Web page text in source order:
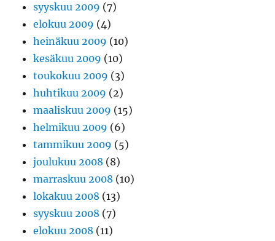
syyskuu 2009 (7)
elokuu 2009 (4)
heinäkuu 2009 (10)
kesäkuu 2009 (10)
toukokuu 2009 (3)
huhtikuu 2009 (2)
maaliskuu 2009 (15)
helmikuu 2009 (6)
tammikuu 2009 (5)
joulukuu 2008 (8)
marraskuu 2008 (10)
lokakuu 2008 (13)
syyskuu 2008 (7)
elokuu 2008 (11)